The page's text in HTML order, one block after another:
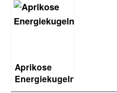
Aprikose
Energiekugeln